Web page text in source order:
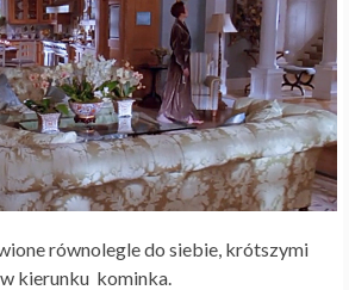
równolegle do siebie, krótszymi
kierunku kominka.